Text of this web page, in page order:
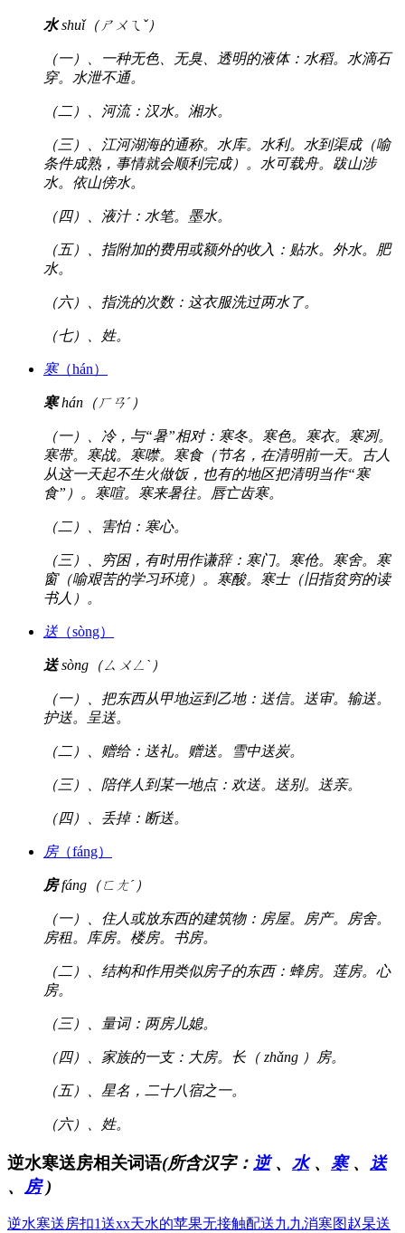
水shuǐ（ㄕㄨㄟˇ）
（一）、一种无色、无臭、透明的液体：水稻。水滴石
穿。水泄不通。
（二）、河流：汉水。湘水。
（三）、江河湖海的通称。水库。水利。水到渠成（喻
条件成熟，事情就会顺利完成）。水可载舟。跋山涉
水。依山傍水。
（四）、液汁：水笔。墨水。
（五）、指附加的费用或额外的收入：贴水。外水。肥
水。
（六）、指洗的次数：这衣服洗过两水了。
（七）、姓。
寒（hán）
寒hán（ㄏㄢˊ）
（一）、冷，与“暑”相对：寒冬。寒色。寒衣。寒冽。
寒带。寒战。寒噤。寒食（节名，在清明前一天。古人
从这一天起不生火做饭，也有的地区把清明当作“寒
食”）。寒喧。寒来暑往。唇亡齿寒。
（二）、害怕：寒心。
（三）、穷困，有时用作谦辞：寒门。寒伧。寒舍。寒
窗（喻艰苦的学习环境）。寒酸。寒士（旧指贫穷的读
书人）。
送 （sòng）
送sòng（ㄙㄨㄥˋ）
（一）、把东西从甲地运到乙地：送信。送审。输送。
护送。呈送。
（二）、赠给：送礼。赠送。雪中送炭。
（三）、陪伴人到某一地点：欢送。送别。送亲。
（四）、丢掉：断送。
房（fáng）
房fáng（ㄈㄤˊ）
（一）、住人或放东西的建筑物：房屋。房产。房舍。
房租。库房。楼房。书房。
（二）、结构和作用类似房子的东西：蜂房。莲房。心
房。
（三）、量词：两房儿媳。
（四）、家族的一支：大房。长（ zhǎng ）房。
（五）、星名，二十八宿之一。
（六）、姓。
逆水寒送房相关词语(所含汉字： 逆、 水、 寒、 送
、 房)
逆水寒送房扣1送xx天水的苹果无接触配送九九消寒图赵杲送